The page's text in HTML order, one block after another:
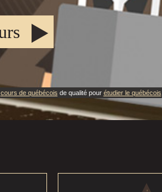
cours de québécois de qualité pour étudier le québécois